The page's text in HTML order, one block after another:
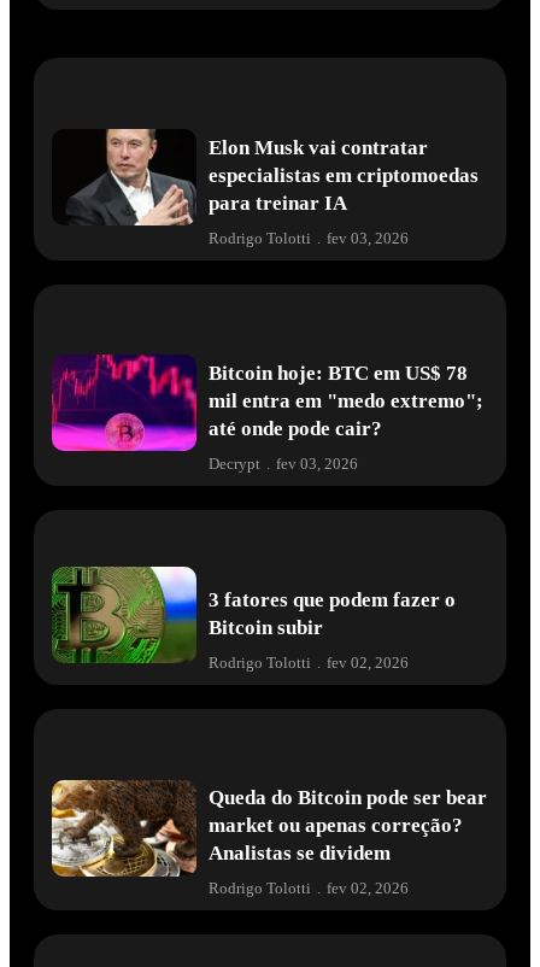
Elon Musk vai contratar
especialistas em criptomoedas
para treinar IA
Rodrigo Tolotti fev 03, 2026
Bitcoin hoje: BTC em US$ 78
mil entra em "medo extremo";
até onde pode cair?
Decrypt . fev 03, 2026
3 fatores que podem fazer o
Bitcoin subir
Rodrigo Tolotti fev 02, 2026
Queda do Bitcoin pode ser bear
market ou apenas correção?
Analistas se dividem
Rodrigo Tolotti . fev 02, 2026